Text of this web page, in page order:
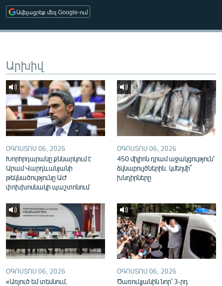
ՏՏ ԵՒ ԻՆՏԵՐՆԵՏ
ԲԱՆԱՎԵՃ
ՁԳՏԵԼՈՎ ԼԱՎԱԳՈՒՅՆԻՆ
ՓՈԴՔԱՍԹ
Հայերեն
English
Русский
«Ազատության» բոլոր կայքերը
Ավելացրեք մեզ Google-ում
Արխիվ
ՕԳՈՍՏՈՍ 06, 2026
Խորհրդարանը քննարկում է
Արամ Վարդևանյանի
թեկնածությունը ԱԺ
փոխխոսնակի պաշտոնում
ՕԳՈՍՏՈՍ 06, 2026
450 միլիոն դրամ աջակցություն՝
ձկնաբույծներին. կմեղմի՞
խնդիրները
ՕԳՈՍՏՈՍ 06, 2026
«Առյուծ եմ տեսնում,
ՕԳՈՍՏՈՍ 06, 2026
Ծառուկյանին նոր՝ 3-րդ